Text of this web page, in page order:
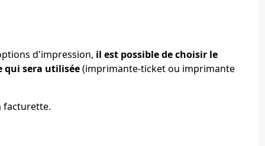
d'impression, il est possible de choisir le
qui sera utilisée(imprimante-ticket ou imprimante
facturette.